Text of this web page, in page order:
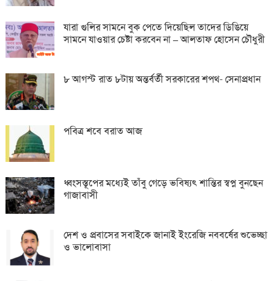
যারা গুলির সামনে বুক পেতে দিয়েছিল তাদের ডিঙিয়ে
সামনে যাওয়ার চেষ্টা করবেন না – আলতাফ হোসেন চৌধুরী
৮ আগস্ট রাত ৮টায় অন্তর্বর্তী সরকারের শপথ- সেনাপ্রধান
পবিত্র শবে বরাত আজ
ধ্বংসস্তূপের মধ্যেই তাঁবু গেড়ে ভবিষ্যৎ শান্তির স্বপ্ন বুনছেন
গাজাবাসী
দেশ ও প্রবাসের সবাইকে জানাই ইংরেজি নববর্ষের শুভেচ্ছা
ও ভালোবাসা